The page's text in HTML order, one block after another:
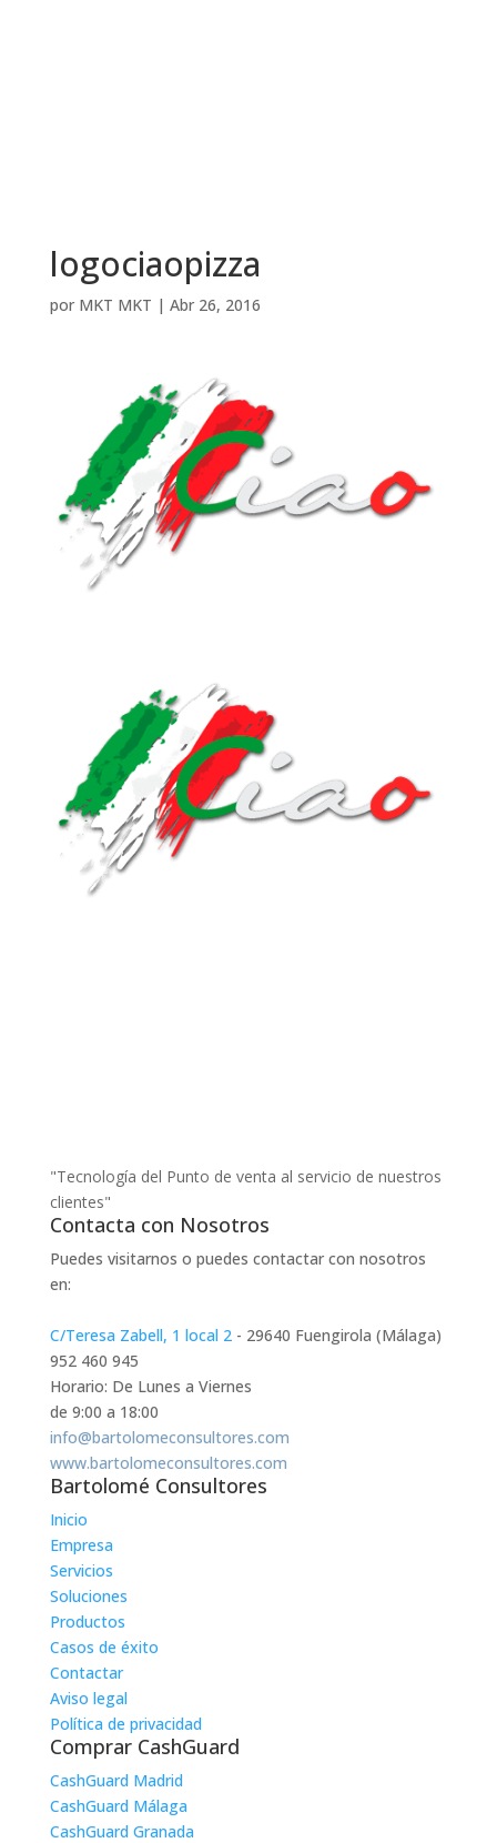
logociaopizza
por MKT MKT | Abr 26, 2016
"Tecnología del Punto de venta al servicio de nuestros
clientes"
Contacta con Nosotros
Puedes visitarnos o puedes contactar con nosotros
en:
C/Teresa Zabell, 1 local 2- 29640 Fuengirola (Málaga)
952 460 945
Horario: De Lunes a Viernes
de 9:00 a 18:00
info@bartolomeconsultores.com
www.bartolomeconsultores.com
Bartolomé Consultores
Inicio
Empresa
Servicios
Soluciones
Productos
Casos de éxito
Contactar
Aviso legal
Política de privacidad
Comprar CashGuard
CashGuard Madrid
CashGuard Málaga
CashGuard Granada